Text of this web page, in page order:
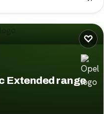
♡
Extended range